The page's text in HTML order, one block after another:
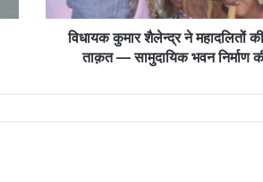
दी
ताक़त
भवन
विधायक कुमार शैलेन्द्र ने महादलितों
ताक़त — सामुदायिक भवन निर्माण